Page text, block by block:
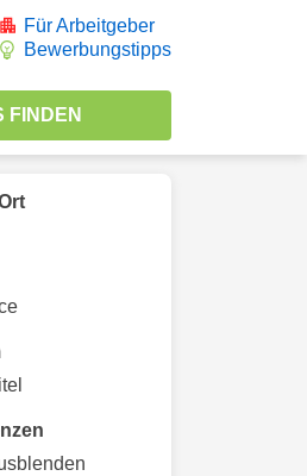
Für Arbeitgeber
Bewerbungstipps